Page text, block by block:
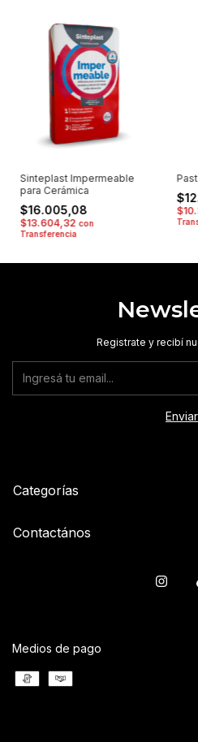
Sinteplast Impermeable
para Cerámica
$16.005,08
$13.604,32 con
Transferencia
Registrate y recibí
Categorías
Contactános
Medios de pago